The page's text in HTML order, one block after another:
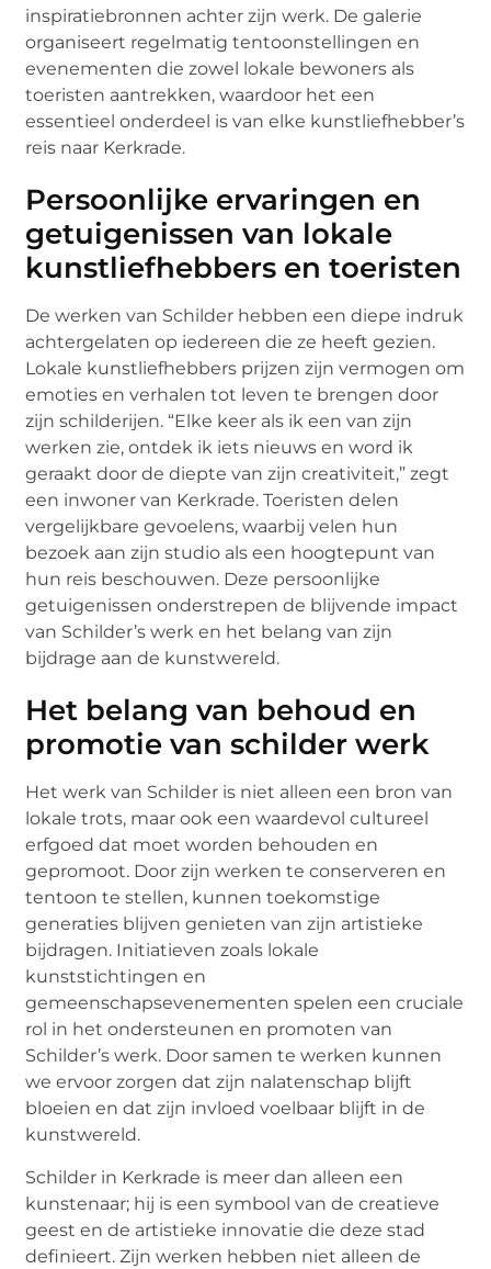
inspiratiebronnen achter zijn werk. De galerie
organiseert regelmatig tentoonstellingen en
evenementen die zowel lokale bewoners als
toeristen aantrekken, waardoor het een
essentieel onderdeel is van elke kunstliefhebber’s
reis naar Kerkrade.
Persoonlijke ervaringen en
getuigenissen van lokale
kunstliefhebbers en toeristen
De werken van Schilder hebben een diepe indruk
achtergelaten op iedereen die ze heeft gezien.
Lokale kunstliefhebbers prijzen zijn vermogen om
emoties en verhalen tot leven te brengen door
zijn schilderijen. “Elke keer als ik een van zijn
werken zie, ontdek ik iets nieuws en word ik
geraakt door de diepte van zijn creativiteit,” zegt
een inwoner van Kerkrade. Toeristen delen
vergelijkbare gevoelens, waarbij velen hun
bezoek aan zijn studio als een hoogtepunt van
hun reis beschouwen. Deze persoonlijke
getuigenissen onderstrepen de blijvende impact
van Schilder’s werk en het belang van zijn
bijdrage aan de kunstwereld.
Het belang van behoud en
promotie van schilder werk
Het werk van Schilder is niet alleen een bron van
lokale trots, maar ook een waardevol cultureel
erfgoed dat moet worden behouden en
gepromoot. Door zijn werken te conserveren en
tentoon te stellen, kunnen toekomstige
generaties blijven genieten van zijn artistieke
bijdragen. Initiatieven zoals lokale
kunststichtingen en
gemeenschapsevenementen spelen een cruciale
rol in het ondersteunen en promoten van
Schilder’s werk. Door samen te werken kunnen
we ervoor zorgen dat zijn nalatenschap blijft
bloeien en dat zijn invloed voelbaar blijft in de
kunstwereld.
Schilder in Kerkrade is meer dan alleen een
kunstenaar; hij is een symbool van de creatieve
geest en de artistieke innovatie die deze stad
definieert. Zijn werken hebben niet alleen de